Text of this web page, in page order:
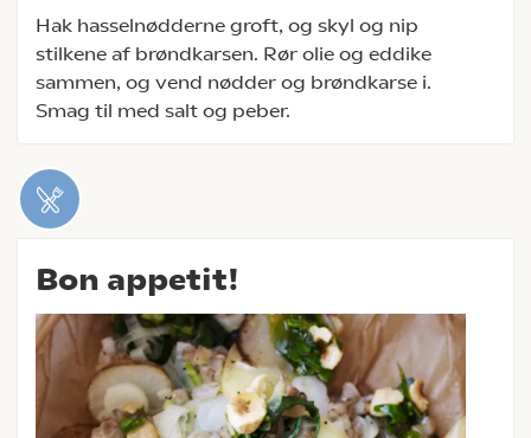
Hak hasselnødderne groft, og skyl og nip
stilkene af brøndkarsen. Rør olie og eddike
sammen, og vend nødder og brøndkarse i.
Smag til med salt og peber.
Bon appetit!